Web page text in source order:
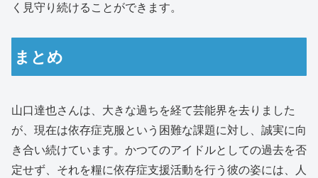
く見守り続けることができます。
まとめ
山口達也さんは、大きな過ちを経て芸能界を去りました
が、現在は依存症克服という困難な課題に対し、誠実に向
き合い続けています。かつてのアイドルとしての過去を否
定せず、それを糧に依存症支援活動を行う彼の姿には、人